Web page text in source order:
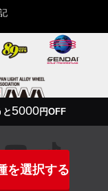
5000円OFF
を選択する